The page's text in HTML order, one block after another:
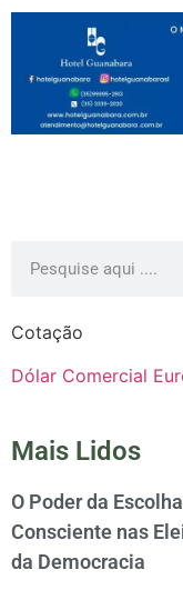
Cotação
Dólar Comercial
Mais Lidos
O Poder da
Consciente nas
da Democracia